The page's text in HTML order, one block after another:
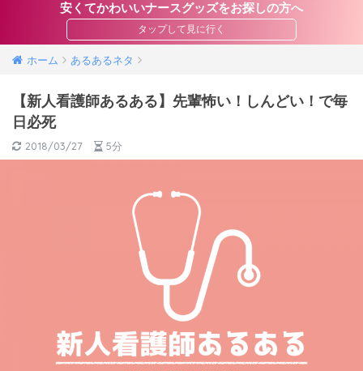
安くてかわいいナースグッズをお探しの方へ
ホーム あるあるネタ
【新人看護師あるある】先輩怖い！しんどい！で毎
日必死
2018/03/27 5分